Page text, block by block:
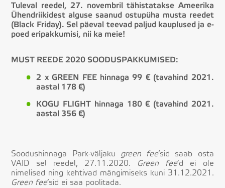
Tuleval reedel, 27. novembril tähistatakse Ameerika
Ühendriikidest alguse saanud ostupüha musta reedet
(Black Friday). Sel päeval teevad paljud kauplused ja e-
poed eripakkumisi, nii ka meie!
MUST REEDE 2020 SOODUSPAKKUMISED:
2 x GREEN FEE hinnaga 99 € (tavahind 2021.
aastal 178 €)
KOGU FLIGHT hinnaga 180 € (tavahind 2021.
aastal 356 €)
Soodushinnaga Park-väljaku green fee‘sid saab osta
VAID sel reedel, 27.11.2020.
Green fee’d ei ole
nimelised ning kehtivad mängimiseks kuni 31.12.2021.
Green fee‘sid ei saa poolitada.